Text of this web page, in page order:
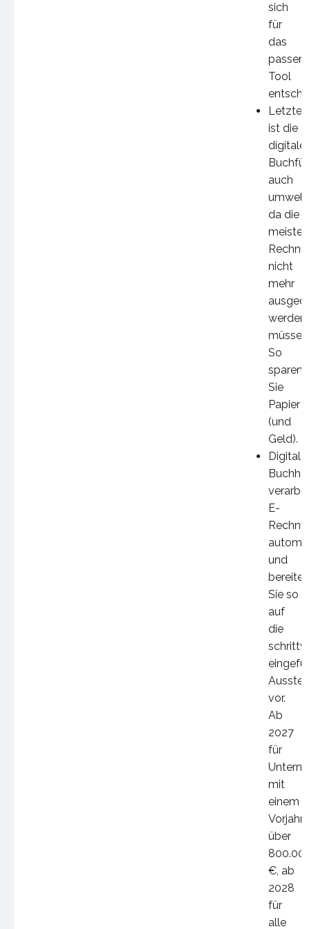
sich
für
das
Tool
ist die
digitale
auch
da die
meisten
nicht
mehr
werden
So
sparen
Sie
Papier
(und
Geld).
Digitale
E-
und
bereiten
Sie so
auf
die
vor.
Ab
2027
für
mit
einem
über
€, ab
2028
für
alle